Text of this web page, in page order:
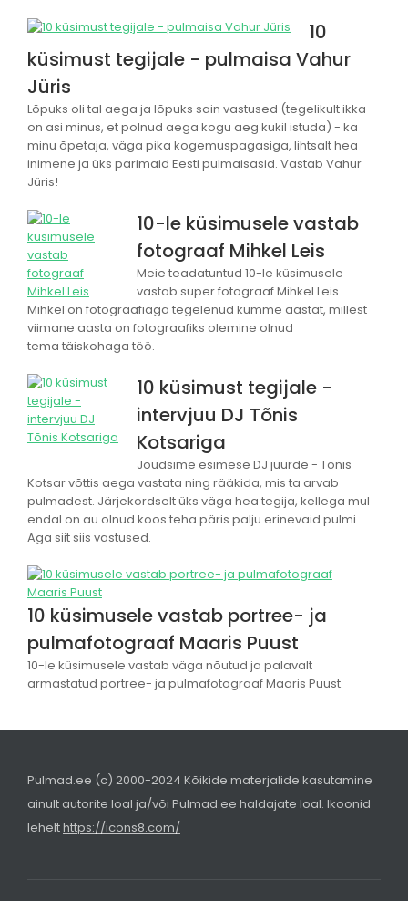
10
küsimust tegijale - pulmaisa Vahur
Jüris
Lõpuks oli tal aega ja lõpuks sain vastused (tegelikult ikka
on asi minus, et polnud aega kogu aeg kukil istuda) - ka
minu õpetaja, väga pika kogemuspagasiga, lihtsalt hea
inimene ja üks parimaid Eesti pulmaisasid. Vastab Vahur
Jüris!
10-le küsimusele vastab
fotograaf Mihkel Leis
Meie teadatuntud 10-le küsimusele
vastab super fotograaf Mihkel Leis.
Mihkel on fotograafiaga tegelenud kümme aastat, millest
viimane aasta on fotograafiks olemine olnud
tema täiskohaga töö.
10 küsimust tegijale -
intervjuu DJ Tõnis
Kotsariga
Jõudsime esimese DJ juurde - Tõnis
Kotsar võttis aega vastata ning rääkida, mis ta arvab
pulmadest. Järjekordselt üks väga hea tegija, kellega mul
endal on au olnud koos teha päris palju erinevaid pulmi.
Aga siit siis vastused.
10 küsimusele vastab portree- ja
pulmafotograaf Maaris Puust
10-le küsimusele vastab väga nõutud ja palavalt
armastatud portree- ja pulmafotograaf Maaris Puust.
Pulmad.ee (c) 2000-2024 Kõikide materjalide kasutamine
ainult autorite loal ja/või Pulmad.ee haldajate loal. Ikoonid
lehelthttps://icons8.com/